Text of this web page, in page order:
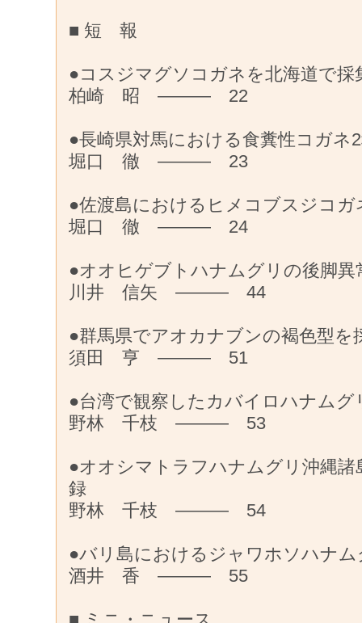
■ 短 報
●コスジマグソコガネを北海道で採
柏崎 昭 ——— 22
●長崎県対馬における食糞性コガネ
堀口 徹 ——— 23
●佐渡島におけるヒメコブスジコガ
堀口 徹 ——— 24
●オオヒゲブトハナムグリの後脚異
川井 信矢 ——— 44
●群馬県でアオカナブンの褐色型を
須田 亨 ——— 51
●台湾で観察したカバイロハナムグ
野林 千枝 ——— 53
●オオシマトラフハナムグリ沖縄諸
録
野林 千枝 ——— 54
●バリ島におけるジャワホソハナ
酒井 香 ——— 55